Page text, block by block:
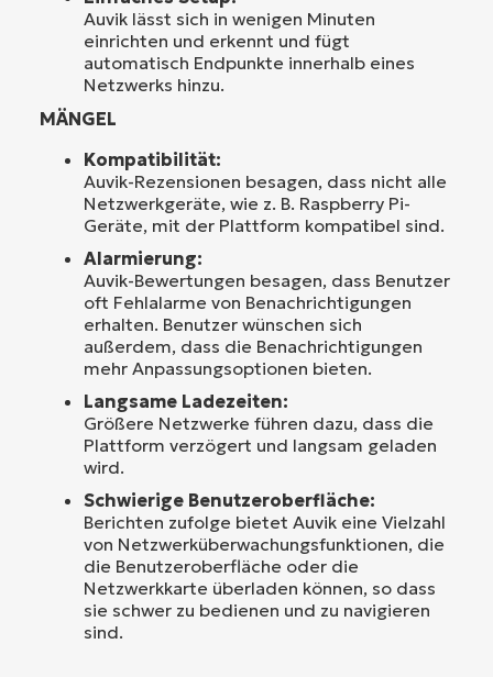
Auvik lässt sich in wenigen Minuten
einrichten und erkennt und fügt
automatisch Endpunkte innerhalb eines
Netzwerks hinzu.
MÄNGEL
Kompatibilität:
Auvik-Rezensionen besagen, dass nicht alle
Netzwerkgeräte, wie z. B. Raspberry Pi-
Geräte, mit der Plattform kompatibel sind.
Alarmierung:
Auvik-Bewertungen besagen, dass Benutzer
oft Fehlalarme von Benachrichtigungen
erhalten. Benutzer wünschen sich
außerdem, dass die Benachrichtigungen
mehr Anpassungsoptionen bieten.
Langsame Ladezeiten:
Größere Netzwerke führen dazu, dass die
Plattform verzögert und langsam geladen
wird.
Schwierige Benutzeroberfläche:
Berichten zufolge bietet Auvik eine Vielzahl
von Netzwerküberwachungsfunktionen, die
die Benutzeroberfläche oder die
Netzwerkkarte überladen können, so dass
sie schwer zu bedienen und zu navigieren
sind.